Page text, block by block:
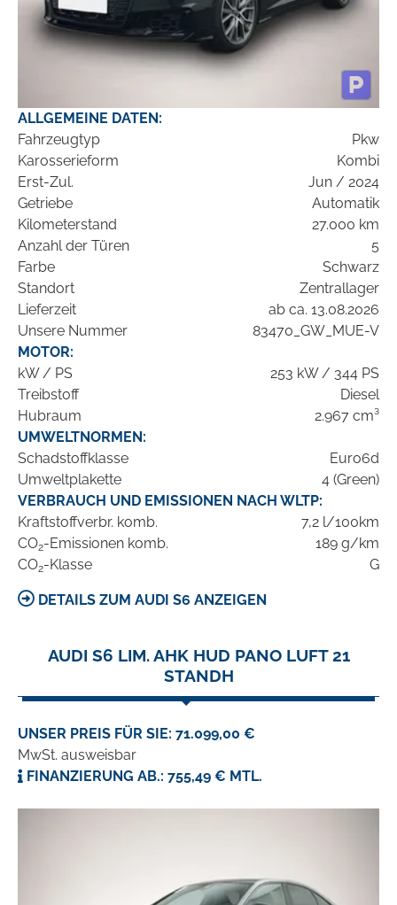
ALLGEMEINE DATEN:
Fahrzeugtyp
Pkw
Karosserieform
Kombi
Erst-Zul.
Jun / 2024
Getriebe
Automatik
Kilometerstand
27.000 km
Anzahl der Türen
5
Farbe
Schwarz
Standort
Zentrallager
Lieferzeit
ab ca. 13.08.2026
Unsere Nummer
83470_GW_MUE-V
MOTOR:
kW / PS
253 kW / 344 PS
Treibstoff
Diesel
Hubraum
2.967 cm³
UMWELTNORMEN:
Schadstoffklasse
Euro6d
Umweltplakette
4 (Green)
VERBRAUCH UND EMISSIONEN NACH WLTP:
Kraftstoffverbr. komb.
7,2 l/100km
CO2-Emissionen komb.
189 g/km
CO2-Klasse G
DETAILS ZUM AUDI S6 ANZEIGEN
AUDI S6 LIM. AHK HUD PANO LUFT 21
STANDH
UNSER PREIS FÜR SIE: 71.099,00 €
MwSt. ausweisbar
FINANZIERUNG AB.: 755,49 € MTL.